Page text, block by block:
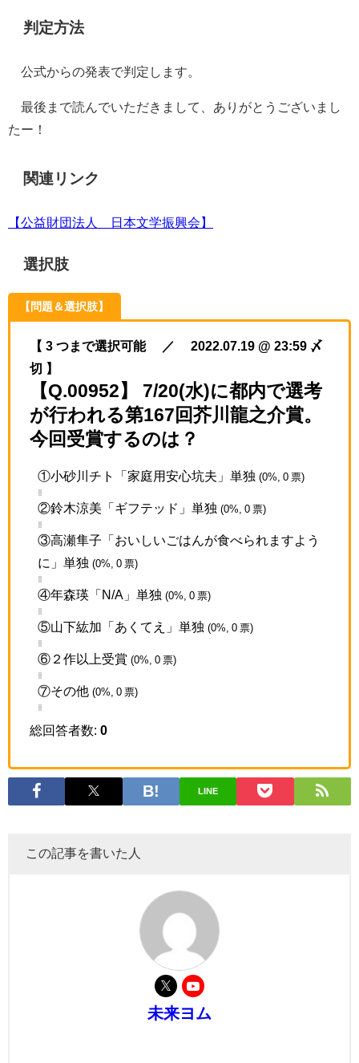
判定方法
公式からの発表で判定します。
最後まで読んでいただきまして、ありがとうございまし
たー！
関連リンク
【公益財団法人 日本文学振興会】
選択肢
【問題＆選択肢】
【 3 つまで選択可能 ／ 2022.07.19 @ 23:59 〆
切 】
【Q.00952】 7/20(水)に都内で選考
が行われる第167回芥川龍之介賞。
今回受賞するのは？
①小砂川チト「家庭用安心坑夫」単独 (0%, 0 票)
②鈴木涼美「ギフテッド」単独 (0%, 0 票)
③高瀬隼子「おいしいごはんが食べられますよう
に」単独 (0%, 0 票)
④年森瑛「N/A」単独 (0%, 0 票)
⑤山下紘加「あくてえ」単独 (0%, 0 票)
⑥２作以上受賞 (0%, 0 票)
⑦その他 (0%, 0 票)
総回答者数: 0
LINE
この記事を書いた人
未来ヨム